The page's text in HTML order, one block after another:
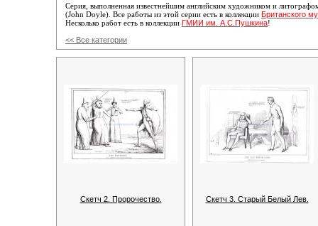
Серия, выполненная известнейшим английским художником и
(John Doyle). Все работы из этой серии есть в коллекции Британского
Несколько работ есть в коллекции ГМИИ им. А.С.Пушкина!
<< Все категории
Скетч 2. Пророчество. Скетч 3. Старый Белый Лев.